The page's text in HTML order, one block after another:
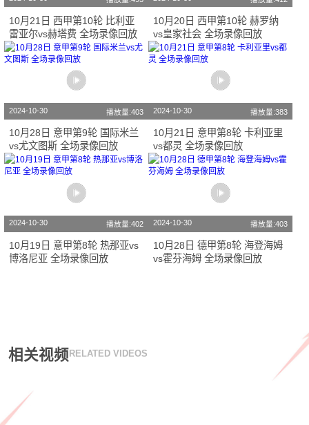
10月21日 西甲第10轮 比利亚
雷亚尔vs赫塔费 全场录像回放
10月20日 西甲第10轮 赫罗纳
vs皇家社会 全场录像回放
2024-10-30 播放量:403
10月28日 意甲第9轮 国际米兰
vs尤文图斯 全场录像回放
2024-10-30 播放量:383
10月21日 意甲第8轮 卡利亚里
vs都灵 全场录像回放
2024-10-30 播放量:402
10月19日 意甲第8轮 热那亚vs
博洛尼亚 全场录像回放
2024-10-30 播放量:403
10月28日 德甲第8轮 海登海姆
vs霍芬海姆 全场录像回放
相关视频 RELATED VIDEOS